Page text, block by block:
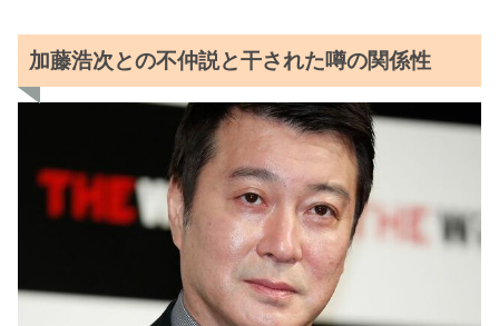
加藤浩次との不仲説と干された噂の関係性